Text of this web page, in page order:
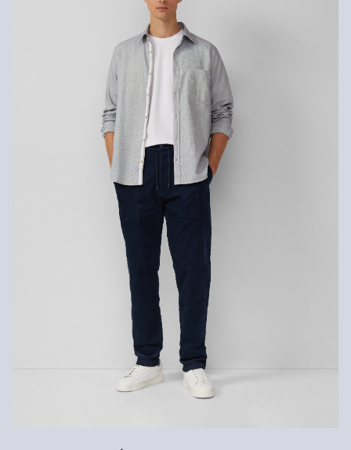
Nelze bělit chlórem
Nesušit v sušičce
Šetrné praní v pračce na 30 °
Chemické čištění pomocí perchlorethylenu při šetrném
Své zboží nám můžete bezplatně vrátit do 14 dnů.